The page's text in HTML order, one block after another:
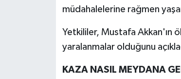
müdahalelerine rağmen
Yetkililer, Mustafa Akkan'ın
yaralanmalar olduğunu
KAZA NASIL MEYDANA